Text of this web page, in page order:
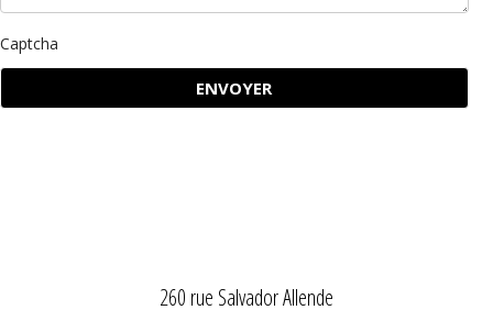
Captcha
260 rue Salvador Allende